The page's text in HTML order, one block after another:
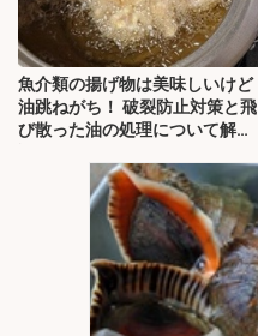
魚介類の揚げ物は美味しいけど
油跳ねがち！ 破裂防止対策と飛
び散った油の処理について解